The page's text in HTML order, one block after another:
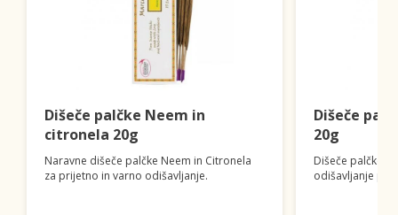
Dišeče palčke Neem in
citronela 20g
Naravne dišeče palčke Neem in Citronela
za prijetno in varno odišavljanje.
Dišeče
20g
Dišeče palčke
odišavljanje